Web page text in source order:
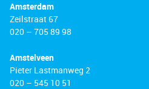
Amsterdam
Zeilstraat 67
020 – 705 89 98
Amstelveen
Pieter Lastmanweg 2
020 – 545 10 51